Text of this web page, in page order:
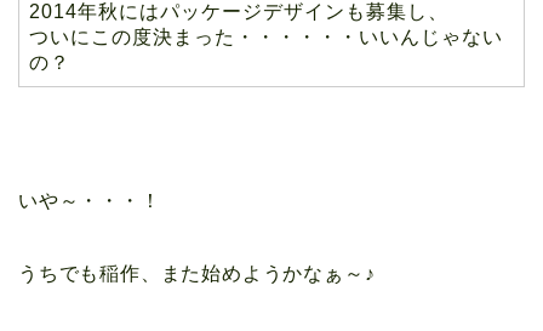
2014年秋にはパッケージデザインも募集し、
ついにこの度決まった・・・・・・いいんじゃない
の？
いや～・・・！
うちでも稲作、また始めようかなぁ～♪